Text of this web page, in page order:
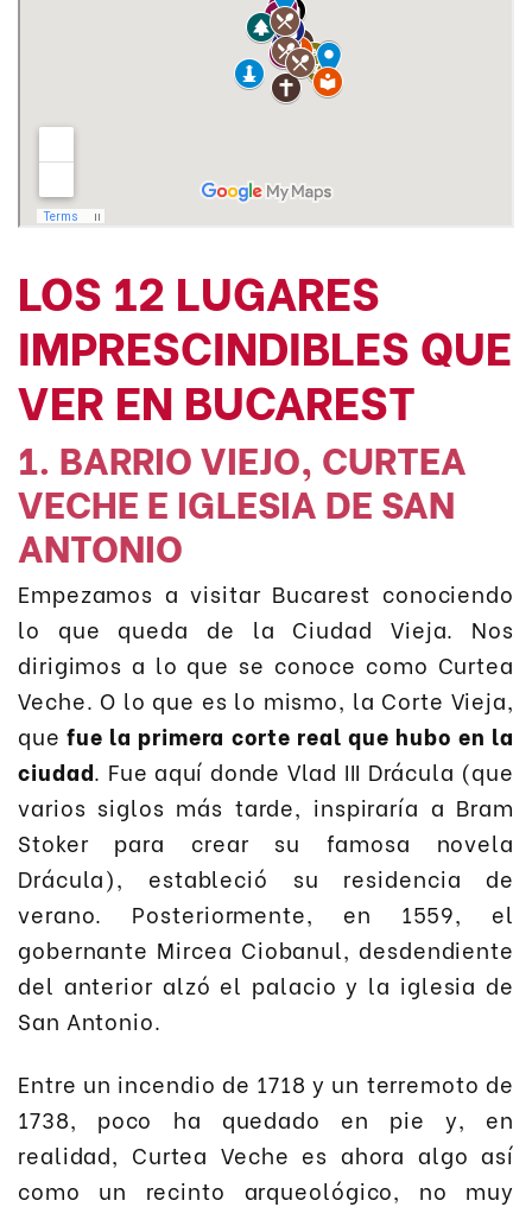
LOS 12 LUGARES
IMPRESCINDIBLES QUE
VER EN BUCAREST
1. BARRIO VIEJO, CURTEA
VECHE E IGLESIA DE SAN
ANTONIO
Empezamos a visitar Bucarest conociendo
lo que queda de la Ciudad Vieja. Nos
dirigimos a lo que se conoce como Curtea
Veche. O lo que es lo mismo, la Corte Vieja,
que fue la primera corte real que hubo en la
ciudad. Fue aquí donde Vlad III Drácula (que
varios siglos más tarde, inspiraría a Bram
Stoker para crear su famosa novela
Drácula), estableció su residencia de
verano. Posteriormente, en 1559, el
gobernante Mircea Ciobanul, desdendiente
del anterior alzó el palacio y la iglesia de
San Antonio.
Entre un incendio de 1718 y un terremoto de
1738, poco ha quedado en pie y, en
realidad, Curtea Veche es ahora algo así
como un recinto arqueológico, no muy